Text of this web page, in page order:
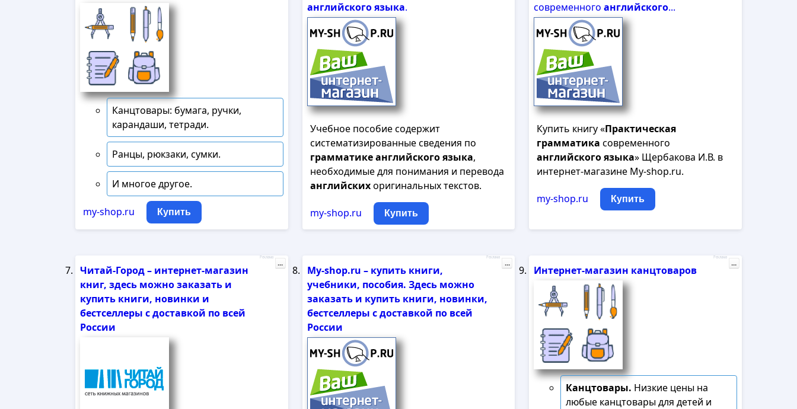
Канцтовары: бумага, ручки,
карандаши, тетради.
Ранцы, рюкзаки, сумки.
И многое другое.
my-shop.ru Купить
английскогоязыка.
Учебное пособие содержит
систематизированные сведения по
грамматикеанглийскогоязыка,
необходимые для понимания и перевода
английскихоригинальных текстов.
my-shop.ru Купить
современногоанглийского...
Купить книгу «Практическая
грамматика современного
английскогоязыка» Щербакова И.В. в
интернет-магазине My-shop.ru.
my-shop.ru Купить
Читай-Город – интернет-магазин
книг, здесь можно заказать и
купить книги, новинки и
бестселлеры с доставкой по всей
России
Реклама
...
My-shop.ru – купить книги,
учебники, пособия. Здесь можно
заказать и купить книги, новинки,
бестселлеры с доставкой по всей
России
Реклама
...
Интернет-магазин канцтоваров
Канцтовары. Низкие цены на
любые канцтовары для детей и
Реклама
...